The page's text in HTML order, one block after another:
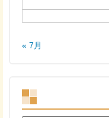
« 7月